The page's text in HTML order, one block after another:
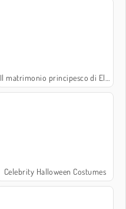
Il matrimonio principesco di Eliza
Celebrity Halloween Costumes